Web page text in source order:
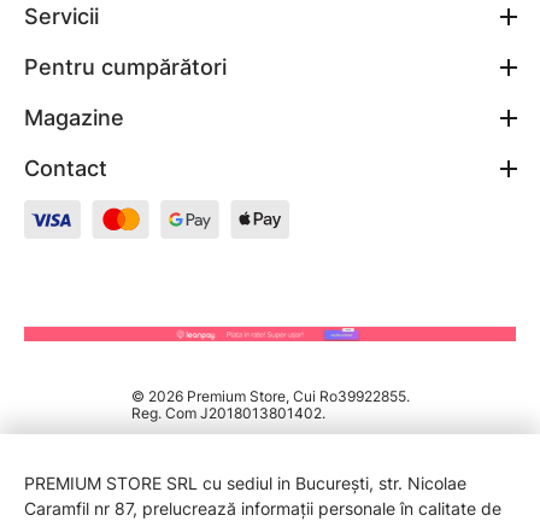
Servicii
Pentru cumpărători
Magazine
Contact
© 2026 Premium Store, Cui Ro39922855.
Reg. Com J2018013801402.
PREMIUM STORE SRL cu sediul in București, str. Nicolae
Caramfil nr 87, prelucrează informații personale în calitate de